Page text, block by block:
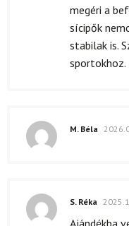
megéri a
sícipők
stabilak is.
sportokhoz.
M. Béla
S. Réka